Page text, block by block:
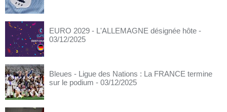
EURO 2029 - L'ALLEMAGNE désignée hôte -
03/12/2025
Bleues - Ligue des Nations : La FRANCE termine
sur le podium - 03/12/2025